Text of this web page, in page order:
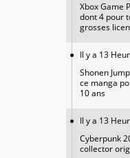
Xbox Game
dont 4 pour
grosses
Il y a 13
Shonen
ce manga
10 ans
Il y a 13
Cyberpunk
collector